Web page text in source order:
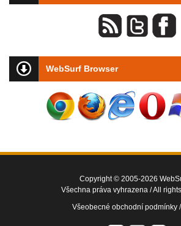
WebSurf Browser
Copyright © 2005-2026
Všechna práva vyhrazena / All
Všeobecné obchodní podmínky /